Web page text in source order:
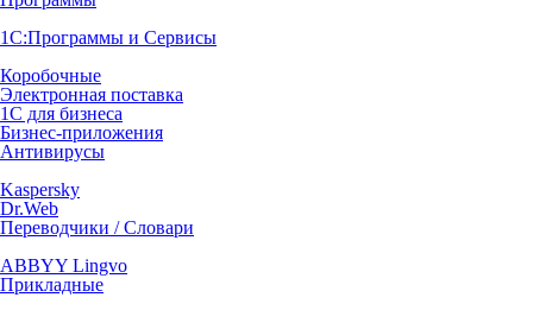
1С:Программы и Сервисы
Коробочные
Электронная поставка
1С для бизнеса
Бизнес-приложения
Антивирусы
Kaspersky
Dr.Web
Переводчики / Словари
ABBYY Lingvo
Прикладные